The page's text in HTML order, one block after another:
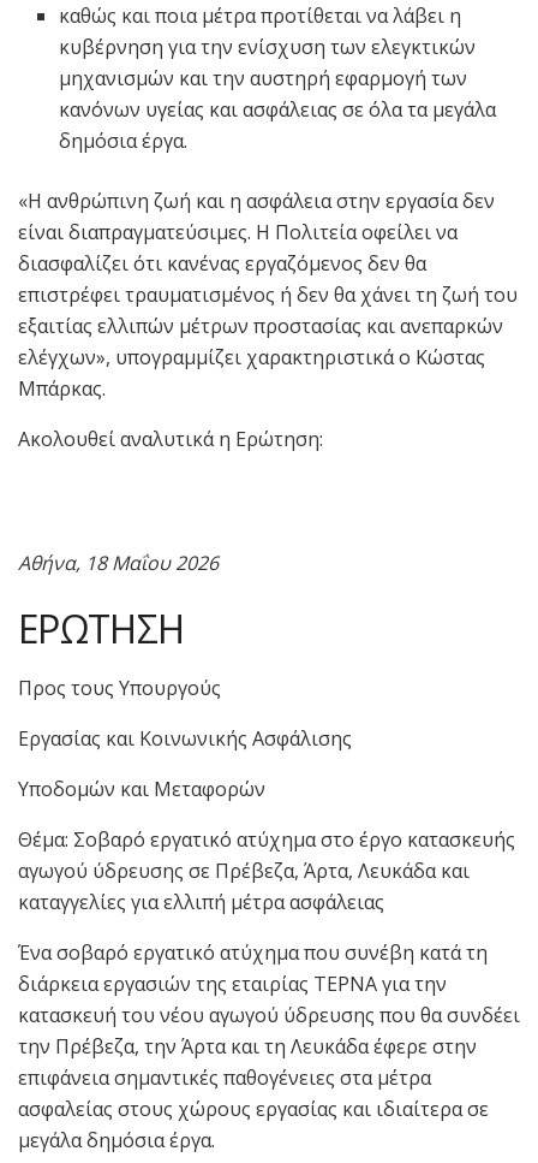
καθώς και ποια μέτρα προτίθεται να λάβει η
κυβέρνηση για την ενίσχυση των ελεγκτικών
μηχανισμών και την αυστηρή εφαρμογή των
κανόνων υγείας και ασφάλειας σε όλα τα μεγάλα
δημόσια έργα.
«Η ανθρώπινη ζωή και η ασφάλεια στην εργασία δεν
είναι διαπραγματεύσιμες. Η Πολιτεία οφείλει να
διασφαλίζει ότι κανένας εργαζόμενος δεν θα
επιστρέφει τραυματισμένος ή δεν θα χάνει τη ζωή του
εξαιτίας ελλιπών μέτρων προστασίας και ανεπαρκών
ελέγχων», υπογραμμίζει χαρακτηριστικά ο Κώστας
Μπάρκας.
Ακολουθεί αναλυτικά η Ερώτηση:
Αθήνα, 18 Μαΐου 2026
ΕΡΩΤΗΣΗ
Προς τους Υπουργούς
Εργασίας και Κοινωνικής Ασφάλισης
Υποδομών και Μεταφορών
Θέμα: Σοβαρό εργατικό ατύχημα στο έργο κατασκευής
αγωγού ύδρευσης σε Πρέβεζα, Άρτα, Λευκάδα και
καταγγελίες για ελλιπή μέτρα ασφάλειας
Ένα σοβαρό εργατικό ατύχημα που συνέβη κατά τη
διάρκεια εργασιών της εταιρίας ΤΕΡΝΑ για την
κατασκευή του νέου αγωγού ύδρευσης που θα συνδέει
την Πρέβεζα, την Άρτα και τη Λευκάδα έφερε στην
επιφάνεια σημαντικές παθογένειες στα μέτρα
ασφαλείας στους χώρους εργασίας και ιδιαίτερα σε
μεγάλα δημόσια έργα.